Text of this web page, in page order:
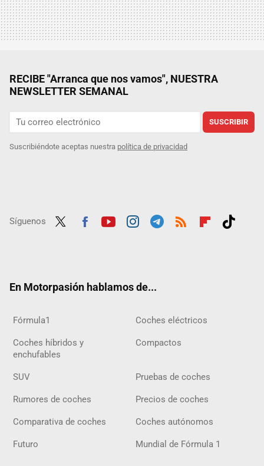
RECIBE "Arranca que nos vamos", NUESTRA
NEWSLETTER SEMANAL
SUSCRIBIR
Suscribiéndote aceptas nuestra política de privacidad
Síguenos
En Motorpasión hablamos de...
Fórmula1 Coches eléctricos
Coches híbridos y
enchufables
Compactos
SUV Pruebas de coches
Rumores de coches Precios de coches
Comparativa de coches Coches autónomos
Futuro Mundial de Fórmula 1